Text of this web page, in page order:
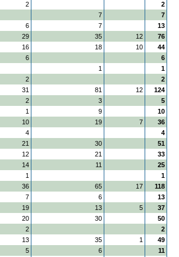
2
2
7
7
6 7
13
29 35 12
76
16 18 10
44
6
6
1
1
2
2
31 81 12
124
2 3
5
1 9
10
10 19 7
36
4
4
21 30
51
12 21
33
14 11
25
1
1
36 65 17
118
7 6
13
19 13 5
37
20 30
50
2
2
13 35 1
49
5 6
11